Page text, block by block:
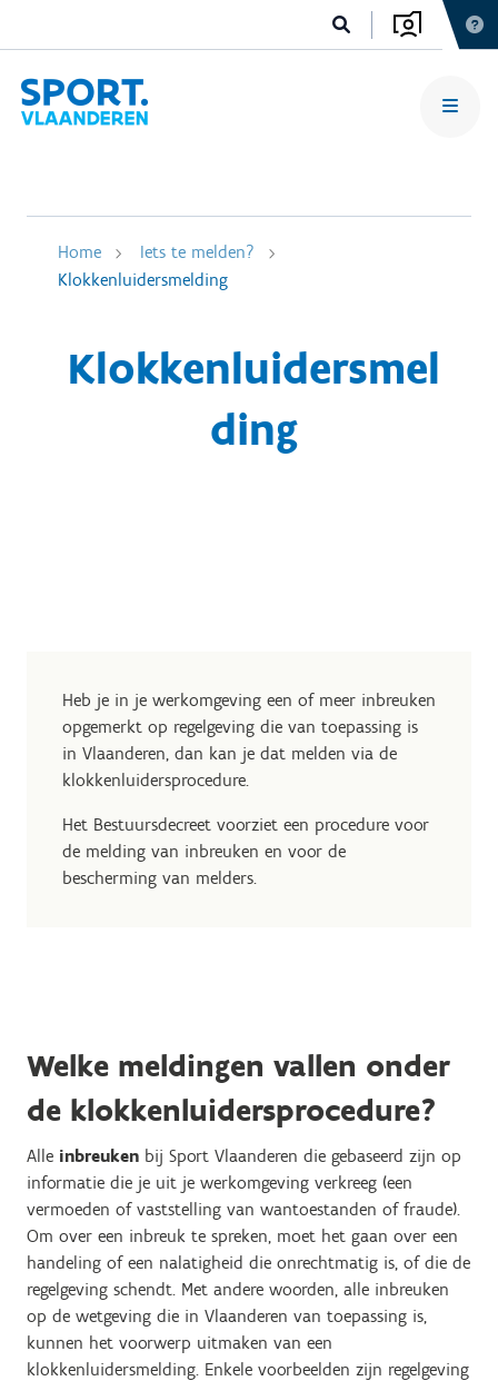
Home
Iets te melden?
Klokkenluidersmelding
Klokkenluidersmel
ding
Heb je in je werkomgeving een of meer inbreuken
opgemerkt op regelgeving die van toepassing is
in Vlaanderen, dan kan je dat melden via de
klokkenluidersprocedure.
Het Bestuursdecreet voorziet een procedure voor
de melding van inbreuken en voor de
bescherming van melders.
Welke meldingen vallen onder
de klokkenluidersprocedure?
Alle inbreuken bij Sport Vlaanderen die gebaseerd zijn op
informatie die je uit je werkomgeving verkreeg (een
vermoeden of vaststelling van wantoestanden of fraude).
Om over een inbreuk te spreken, moet het gaan over een
handeling of een nalatigheid die onrechtmatig is, of die de
regelgeving schendt. Met andere woorden, alle inbreuken
op de wetgeving die in Vlaanderen van toepassing is,
kunnen het voorwerp uitmaken van een
klokkenluidersmelding. Enkele voorbeelden zijn regelgeving